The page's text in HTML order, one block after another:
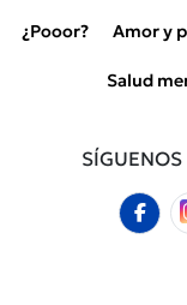
¿Pooor? Amor y
Salud
SÍGUENOS